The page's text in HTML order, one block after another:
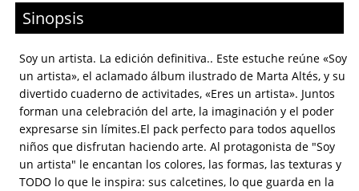
Sinopsis
Soy un artista. La edición definitiva.. Este estuche reúne «Soy
un artista», el aclamado álbum ilustrado de Marta Altés, y su
divertido cuaderno de activitades, «Eres un artista». Juntos
forman una celebración del arte, la imaginación y el poder
expresarse sin límites.El pack perfecto para todos aquellos
niños que disfrutan haciendo arte. Al protagonista de "Soy
un artista" le encantan los colores, las formas, las texturas y
TODO lo que le inspira: sus calcetines, lo que guarda en la